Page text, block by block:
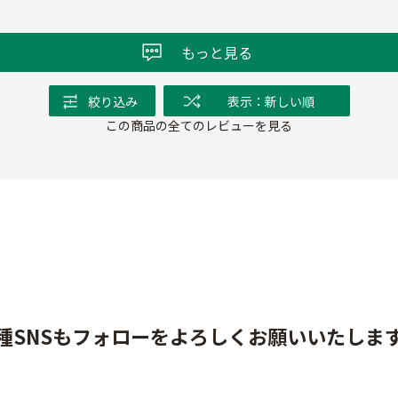
もっと見る
絞り込み
表示：新しい順
この商品の全てのレビューを見る
SNSもフォローをよろしくお願いいたしま